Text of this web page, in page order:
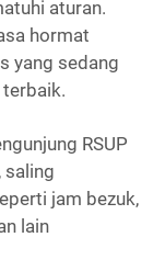
aturan.
hormat
yang sedang
RSUP
saling
jam bezuk,
lain